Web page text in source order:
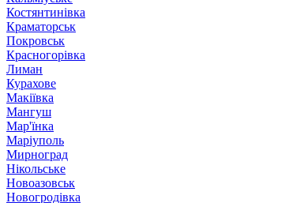
Костянтинівка
Краматорськ
Покровськ
Красногорівка
Лиман
Курахове
Макіївка
Мангуш
Мар'їнка
Маріуполь
Мирноград
Нікольське
Новоазовськ
Новогродівка